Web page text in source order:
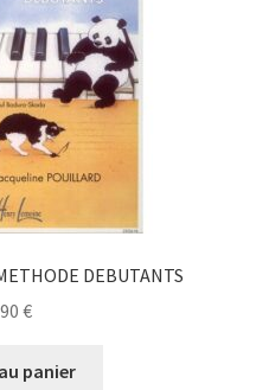
DEBUTANTS
€
panier